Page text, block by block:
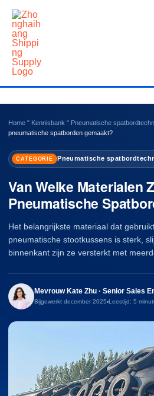
Overslaan
naar
inhoud
Home " Kennisbank " Pneumatische
pneumatische spatborden gemaakt?
CATEGORIE Pneumatische
Van Welke Materialen
Pneumatische
Het belangrijkste materiaal dat
pneumatische stootkussens is sterk,
binnenkant zijn ze versterkt met
Mevrouw Kate Zhu · Senior Sales
Bijgewerkt december 2025 Leestijd: 5